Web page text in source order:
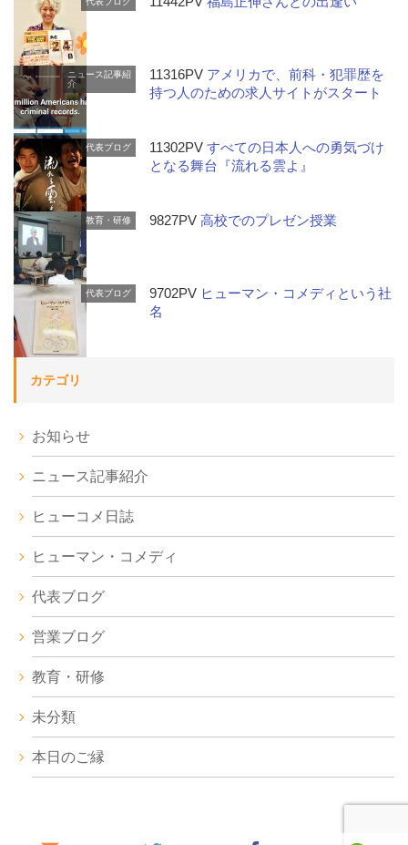
ニュース記事紹
介
11316PV アメリカで、前科・犯罪歴を
持つ人のための求人サイトがスタート
代表ブログ 11302PVすべての日本人への勇気づけ
となる舞台『流れる雲よ』
教育・研修 9827PV高校でのプレゼン授業
代表ブログ 9702PV ヒューマン・コメディという社
名
カテゴリ
お知らせ
ニュース記事紹介
ヒューコメ日誌
ヒューマン・コメディ
代表ブログ
営業ブログ
教育・研修
未分類
本日のご縁